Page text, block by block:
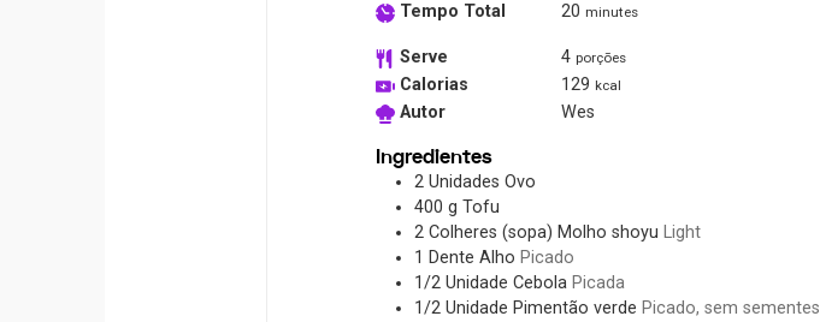
Tempo Total 20 minutes
Serve 4 porções
Calorias 129 kcal
Autor Wes
Ingredientes
2 Unidades Ovo
400 g Tofu
2 Colheres (sopa) Molho shoyu Light
1 Dente Alho Picado
1/2 Unidade Cebola Picada
1/2 Unidade Pimentão verde Picado, sem sementes